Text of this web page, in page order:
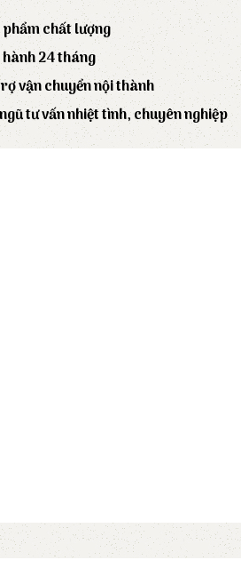
phẩm chất lượng
hành 24 tháng
vận chuyển nội thành
tư vấn nhiệt tình, chuyên nghiệp